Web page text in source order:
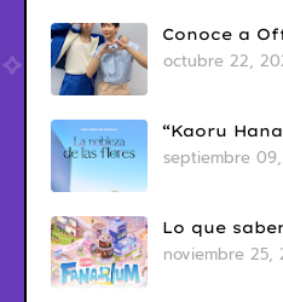
Conoce a
octubre 22,
“Kaoru
septiembre
Lo que
noviembre 25,